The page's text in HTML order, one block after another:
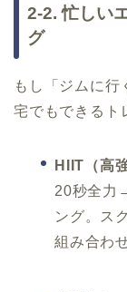
2-2. 忙しい
グ
もし「ジムに
宅でもできるト
HIIT（高
20秒全力
ング。ス
組み合わ